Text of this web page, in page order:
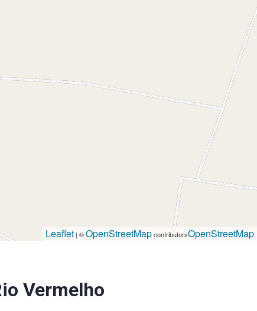
Leaflet | ©OpenStreetMapcontributorsOpenStreetMap
Vermelho